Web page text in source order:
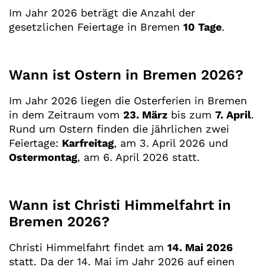
Im Jahr 2026 beträgt die Anzahl der
gesetzlichen Feiertage in Bremen 10 Tage.
Wann ist Ostern in Bremen 2026?
Im Jahr 2026 liegen die Osterferien in Bremen
in dem Zeitraum vom 23. März bis zum 7. April.
Rund um Ostern finden die jährlichen zwei
Feiertage: Karfreitag, am 3. April 2026 und
Ostermontag, am 6. April 2026 statt.
Wann ist Christi Himmelfahrt in
Bremen 2026?
Christi Himmelfahrt findet am 14. Mai 2026
statt. Da der 14. Mai im Jahr 2026 auf einen